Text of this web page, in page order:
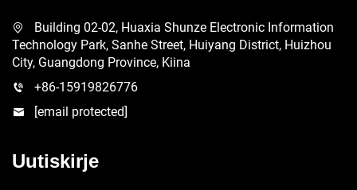
Building 02-02, Huaxia Shunze Electronic Information
Technology Park, Sanhe Street, Huiyang District, Huizhou
City, Guangdong Province, Kiina
+86-15919826776
[email protected]
Uutiskirje